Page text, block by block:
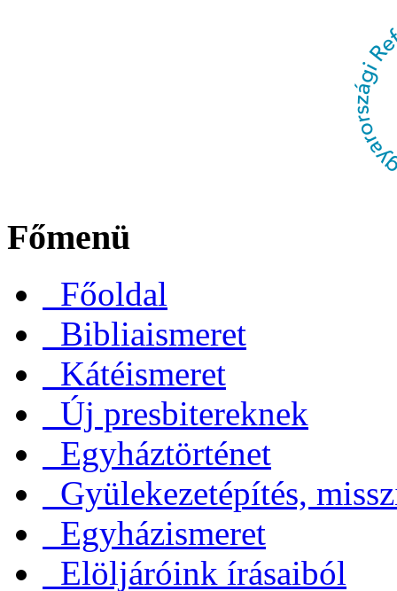
Főmenü
Főoldal
Bibliaismeret
Kátéismeret
Új presbitereknek
Egyháztörténet
Gyülekezetépítés,
Egyházismeret
Elöljáróink írásaiból